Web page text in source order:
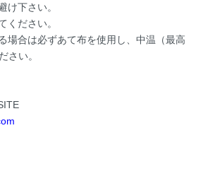
け下さい。
ください。
場合は必ずあて布を使用し、中温（最高
さい。